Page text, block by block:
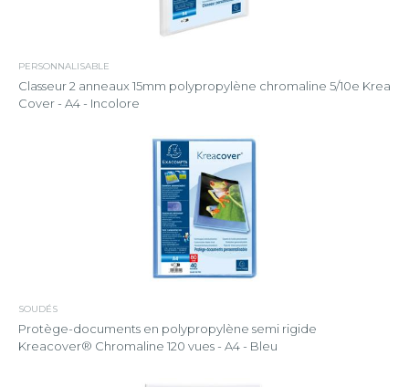
PERSONNALISABLE
Classeur 2 anneaux 15mm polypropylène chromaline 5/10e Krea
Cover - A4 - Incolore
SOUDÉS
Protège-documents en polypropylène semi rigide
Kreacover® Chromaline 120 vues - A4 - Bleu